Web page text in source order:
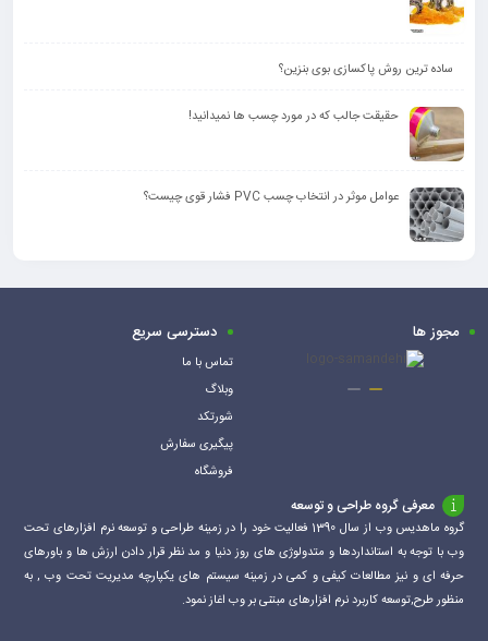
ساده ترین روش پاکسازی بوی بنزین؟
حقیقت جالب که در مورد چسب ها نمیدانید!
عوامل موثر در انتخاب چسب PVC فشار قوی چیست؟
مجوز ها دسترسی سریع
تماس با ما
وبلاگ
شورتکد
پیگیری سفارش
فروشگاه
معرفی گروه طراحی و توسعه
گروه ماهدیس وب از سال 1390 فعالیت خود را در زمینه طراحی و توسعه نرم افزارهای تحت
وب با توجه به استانداردها و متدولوژی های روز دنیا و مد نظر قرار دادن ارزش ها و باورهای
حرفه ای و نیز مطالعات کیفی و کمی در زمینه سیستم های یکپارچه مدیریت تحت وب , به
منظور طرح,توسعه کاربرد نرم افزارهای مبتنی بر وب اغاز نمود.